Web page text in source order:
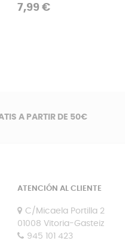
Precio
7,99 €
A PARTIR DE 50€
ATENCIÓN AL CLIENTE
C/Micaela Portilla 2
01008 Vitoria-Gasteiz
945 101 423